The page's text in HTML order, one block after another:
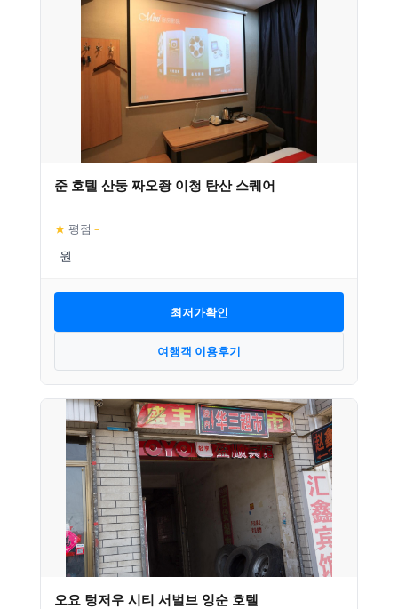
준 호텔 산둥 짜오좡 이청 탄산 스퀘어
★ 평점 –
최저가확인
여행객 이용후기
오요 텅저우 시티 서벌브 잉순 호텔